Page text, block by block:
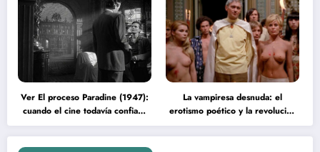
Ver El proceso Paradine (1947):
cuando el cine todavía confiaba
en la inteligencia del espectador
La vampiresa desnuda: el
erotismo poético y la revolución
psicodélica de Jean Rollin